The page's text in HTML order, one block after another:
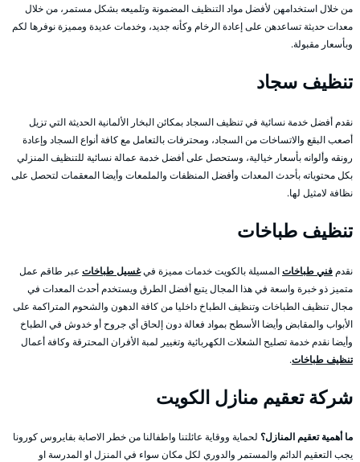
من خلال استخدامهن لأفضل مواد التنظيف المضمونة وتلميعه بشكل مستمر، من خلال
معدات حديثة تساعدهن على إعادة الرخام وكأنه جديد، وخدمات عديدة ومميزة نوفرها لكم
وبأسعار مقبولة.
تنظيف سجاد
نقدم أفضل خدمة نسائية في تنظيف السجاد بمكائن البخار الألمانية الحديثة التي تزيل
أصعب البقع والاتساخات من السجاد، ومحترفات بالتعامل مع كافة أنواع السجاد وإعادة
رونقه وألوانه بأسعار خيالية، وستحصل على أفضل خدمة عمالة نسائية للتنظيف المنزلي
بكل محتوياته بأحدث المعدات وأفضل المنظفات والملمعات وأيضا المعقمات لتحصل على
نظافة لامثيل لها.
تنظيف طباخات
نقدم فني طباخاتالمسيلة بالكويت خدمات مميزة فيغسيل طباخات عبر طاقم عمل
متميز ذو خبرة واسعة في هذا المجال يتبع أفضل الطرق ويستخدم أحدث المعدات في
مجال تنظيف الطباخات وتنظيف الطباخ داخليا من كافة الدهون والشحوم المتراكمة على
الأبواب والمقابض وأيضا الأسطح بمواد فعالة دون إلحاق أي جروح أو خدوش في الطباخ
وأيضا نقدم خدمة تصليح الشعلات الكهربائية وتغيير لمبة الأفران المحترقة وكافة أعمال
تنظيف طباخات.
شركة تعقيم منازل الكويت
ما أهمية تعقيم المنازل؟ لحماية ووقاية عائلتنا واطفالنا من خطر الاصابة بفايروس كورونا
يجب التعقيم الدائم والمستمر والدوري لكل مكان سواء في المنزل او المدرسة او